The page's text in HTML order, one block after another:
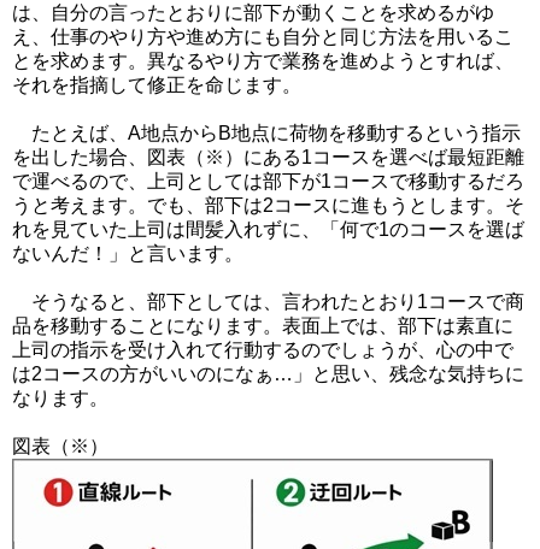
は、自分の言ったとおりに部下が動くことを求めるがゆ
え、仕事のやり方や進め方にも自分と同じ方法を用いるこ
とを求めます。異なるやり方で業務を進めようとすれば、
それを指摘して修正を命じます。
たとえば、A地点からB地点に荷物を移動するという指示
を出した場合、図表（※）にある1コースを選べば最短距離
で運べるので、上司としては部下が1コースで移動するだろ
うと考えます。でも、部下は2コースに進もうとします。そ
れを見ていた上司は間髪入れずに、「何で1のコースを選ば
ないんだ！」と言います。
そうなると、部下としては、言われたとおり1コースで商
品を移動することになります。表面上では、部下は素直に
上司の指示を受け入れて行動するのでしょうが、心の中で
は2コースの方がいいのになぁ…」と思い、残念な気持ちに
なります。
図表（※）